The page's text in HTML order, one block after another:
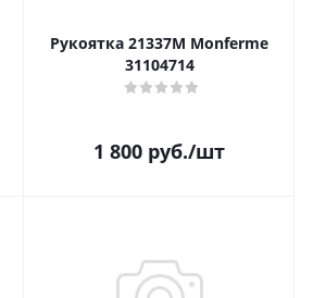
Рукоятка 21337M Monferme
31104714
1 800 руб./шт